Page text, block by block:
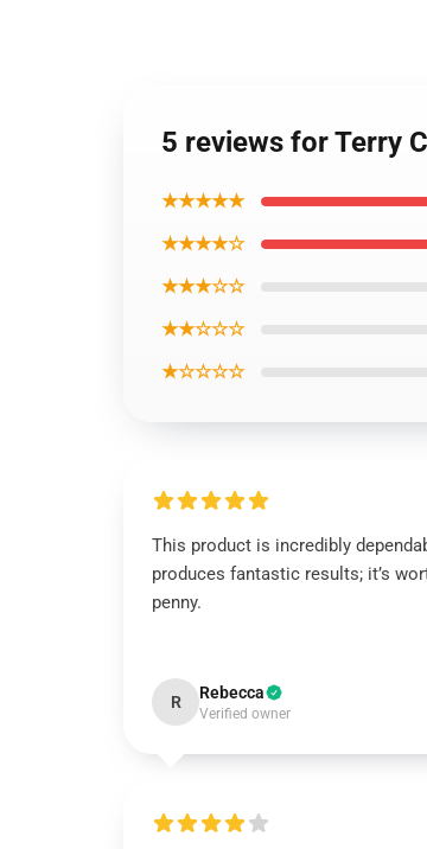
5 reviews for Terry
★★★★★
★★★★☆
★★★☆☆
★★☆☆☆
★☆☆☆☆
This product is incredibly
produces fantastic results; it’s
penny.
R Rebecca
Verified owner